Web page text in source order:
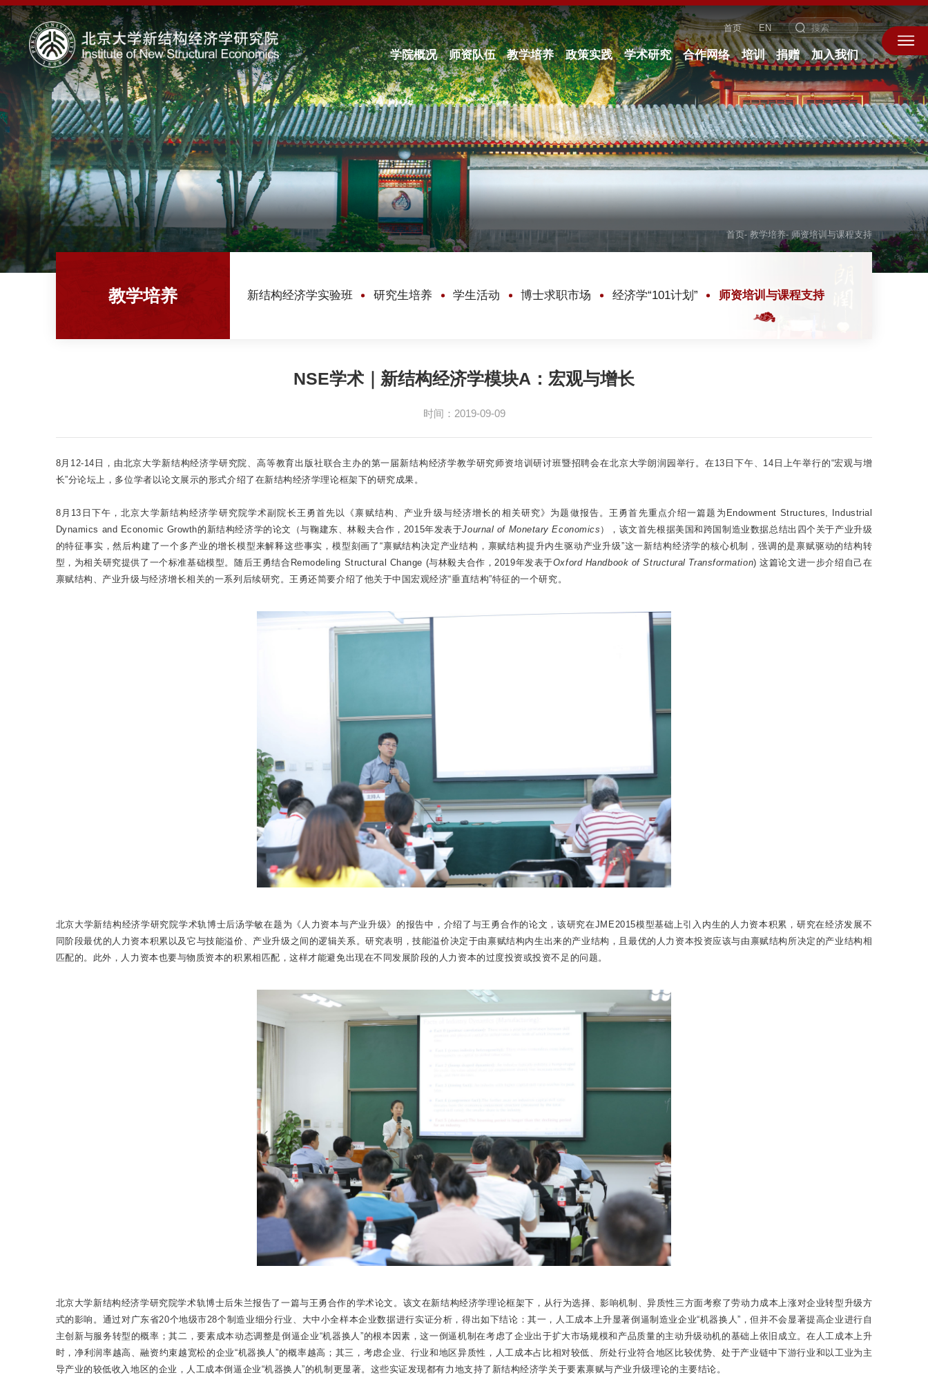
首页 EN
学院概况 师资队伍 教学培养 政策实践 学术研究 合作网络 培训 捐赠 加入我们
首页- 教学培养- 师资培训与课程支持
教学培养 新结构经济学实验班 研究生培养 学生活动 博士求职市场 经济学“101计划” 师资培训与课程支持
NSE学术｜新结构经济学模块A：宏观与增长
时间：2019-09-09
8月12-14日，由北京大学新结构经济学研究院、高等教育出版社联合主办的第一届新结构经济学教学研究师资培训研讨班暨招聘会在北京大学朗润园举行。在13日下午、14日上午举行的“宏观与增
长”分论坛上，多位学者以论文展示的形式介绍了在新结构经济学理论框架下的研究成果。
8月13日下午，北京大学新结构经济学研究院学术副院长王勇首先以《禀赋结构、产业升级与经济增长的相关研究》为题做报告。王勇首先重点介绍一篇题为Endowment Structures, Industrial
Dynamics and Economic Growth的新结构经济学的论文（与鞠建东、林毅夫合作，2015年发表于Journal of Monetary Economics ），该文首先根据美国和跨国制造业数据总结出四个关于产业升级
的特征事实，然后构建了一个多产业的增长模型来解释这些事实，模型刻画了“禀赋结构决定产业结构，禀赋结构提升内生驱动产业升级”这一新结构经济学的核心机制，强调的是禀赋驱动的结构转
型，为相关研究提供了一个标准基础模型。随后王勇结合Remodeling Structural Change (与林毅夫合作，2019年发表于Oxford Handbook of Structural Transformation) 这篇论文进一步介绍自己在
禀赋结构、产业升级与经济增长相关的一系列后续研究。王勇还简要介绍了他关于中国宏观经济“垂直结构”特征的一个研究。
北京大学新结构经济学研究院学术轨博士后汤学敏在题为《人力资本与产业升级》的报告中，介绍了与王勇合作的论文，该研究在JME2015模型基础上引入内生的人力资本积累，研究在经济发展不
同阶段最优的人力资本积累以及它与技能溢价、产业升级之间的逻辑关系。研究表明，技能溢价决定于由禀赋结构内生出来的产业结构，且最优的人力资本投资应该与由禀赋结构所决定的产业结构相
匹配的。此外，人力资本也要与物质资本的积累相匹配，这样才能避免出现在不同发展阶段的人力资本的过度投资或投资不足的问题。
北京大学新结构经济学研究院学术轨博士后朱兰报告了一篇与王勇合作的学术论文。该文在新结构经济学理论框架下，从行为选择、影响机制、异质性三方面考察了劳动力成本上涨对企业转型升级方
式的影响。通过对广东省20个地级市28个制造业细分行业、大中小全样本企业数据进行实证分析，得出如下结论：其一，人工成本上升显著倒逼制造业企业“机器换人”，但并不会显著提高企业进行自
主创新与服务转型的概率；其二，要素成本动态调整是倒逼企业“机器换人”的根本因素，这一倒逼机制在考虑了企业出于扩大市场规模和产品质量的主动升级动机的基础上依旧成立。在人工成本上升
时，净利润率越高、融资约束越宽松的企业“机器换人”的概率越高；其三，考虑企业、行业和地区异质性，人工成本占比相对较低、所处行业符合地区比较优势、处于产业链中下游行业和以工业为主
导产业的较低收入地区的企业，人工成本倒逼企业“机器换人”的机制更显著。这些实证发现都有力地支持了新结构经济学关于要素禀赋与产业升级理论的主要结论。